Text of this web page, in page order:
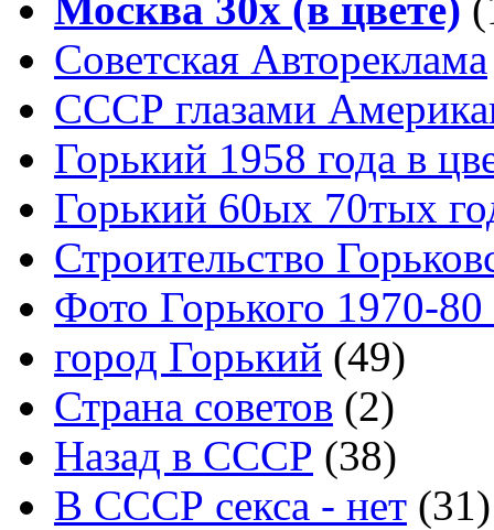
Советская Автореклама
СССР глазами
Горький 1958 года в
Горький 60ых 70тых
Строительство
Фото Горького 1970-80
город Горький (49)
Страна советов (2)
Назад в СССР (38)
В СССР секса - нет (31)